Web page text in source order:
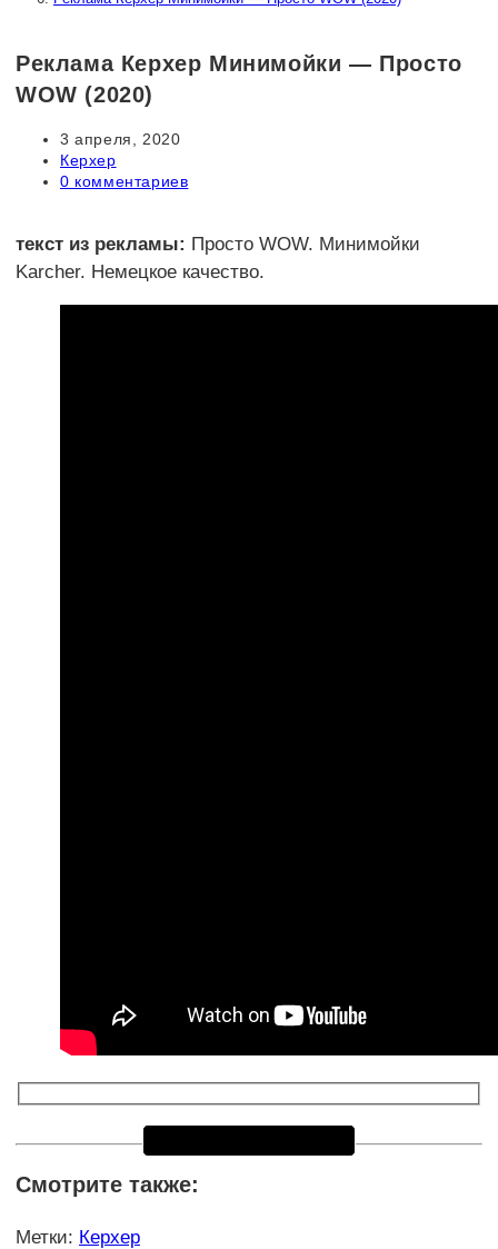
Реклама Керхер Минимойки — Просто
WOW (2020)
Запись
опубликована:
3 апреля, 2020
Рубрика
записи:
Керхер
Комментарии
0 комментариев
текст из рекламы: Просто WOW. Минимойки
Karcher. Немецкое качество.
Смотрите также:
Метки: Керхер